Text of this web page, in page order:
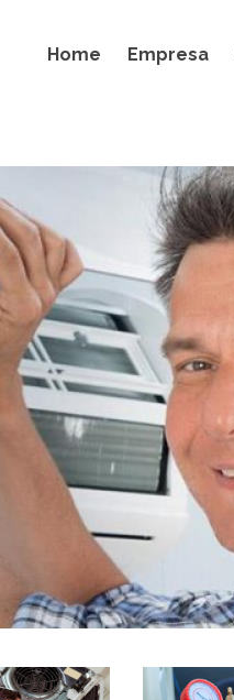
Home Empresa